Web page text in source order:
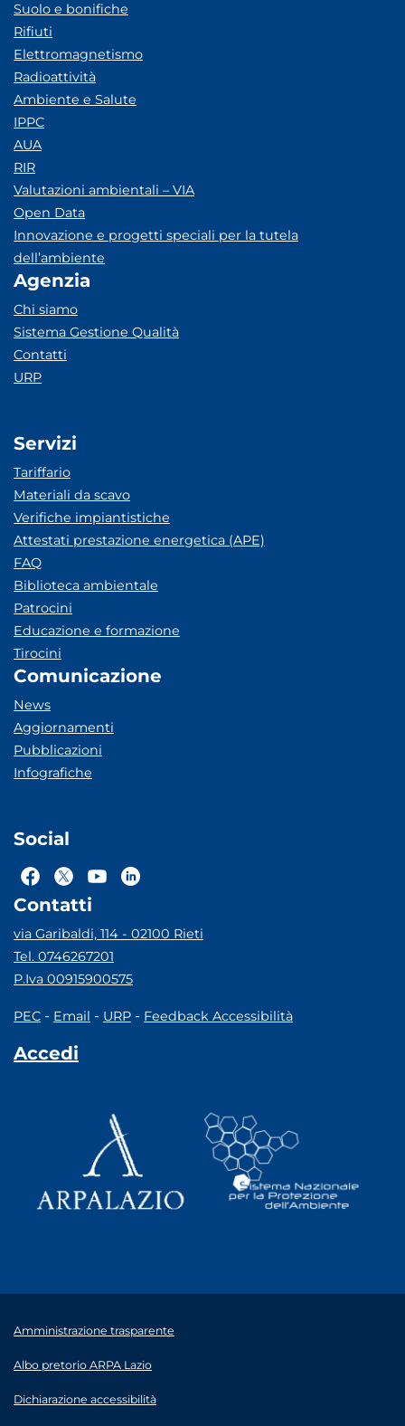
Suolo e bonifiche
Rifiuti
Elettromagnetismo
Radioattività
Ambiente e Salute
IPPC
AUA
RIR
Valutazioni ambientali – VIA
Open Data
Innovazione e progetti speciali per la tutela
dell’ambiente
Agenzia
Chi siamo
Sistema Gestione Qualità
Contatti
URP
Servizi
Tariffario
Materiali da scavo
Verifiche impiantistiche
Attestati prestazione energetica (APE)
FAQ
Biblioteca ambientale
Patrocini
Educazione e formazione
Tirocini
Comunicazione
News
Aggiornamenti
Pubblicazioni
Infografiche
Social
Contatti
via Garibaldi, 114 - 02100 Rieti
Tel. 0746267201
P.Iva 00915900575
PEC - Email - URP - Feedback Accessibilità
Accedi
Amministrazione trasparente
Albo pretorio ARPA Lazio
Dichiarazione accessibilità